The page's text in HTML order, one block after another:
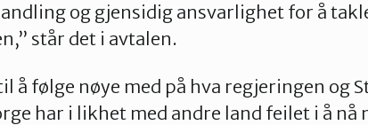
og gjensidig ansvarlighet for å
står det i avtalen.
å følge nøye med på hva regjeringen og
har i likhet med andre land feilet i å